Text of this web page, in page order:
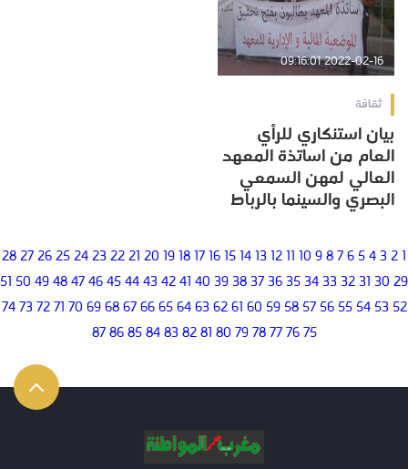
2022-02-16 09:16:01
ثقافة
بيان استنكاري للرأي
العام من اساتذة المعهد
العالي لمهن السمعي
البصري والسينما بالرباط
1
2
3
4
5
6
7
8
9
10
11
12
13
14
15
16
17
18
19
20
21
22
23
24
25
26
27
28
29
30
31
32
33
34
35
36
37
38
39
40
41
42
43
44
45
46
47
48
49
50
51
52
53
54
55
56
57
58
59
60
61
62
63
64
65
66
67
68
69
70
71
72
73
74
75
76
77
78
79
80
81
82
83
84
85
86
87